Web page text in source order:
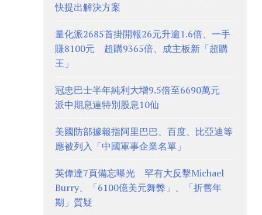
快提出解決方案
量化派2685首掛開報26元升逾1.6倍、一手
賺8100元 超購9365倍、成主板新「超購
王」
冠忠巴士半年純利大增9.5倍至6690萬元
派中期息連特別股息10仙
美國防部據報指阿里巴巴、百度、比亞迪等
應被列入「中國軍事企業名單」
英偉達7頁備忘曝光 罕有大反擊Michael
Burry、「6100億美元舞弊」、「折舊年
期」質疑